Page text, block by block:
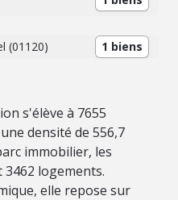
(01120) 1 biens
s'élève à 7655
densité de 556,7
immobilier, les
3462 logements.
elle repose sur